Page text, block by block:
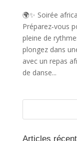
🌍✨ Soirée
Préparez‑vous
pleine de
plongez dans
avec un repas
de danse...
Articles